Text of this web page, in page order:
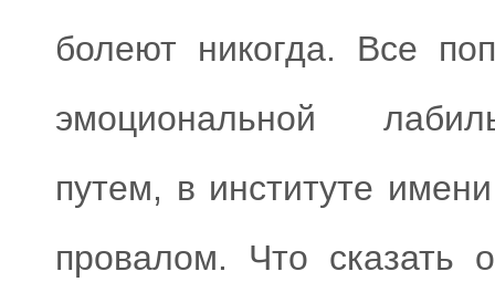
болеют никогда. Все
эмоциональной
путем, в институте
провалом. Что сказать